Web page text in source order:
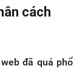
cách
đã quá phổ